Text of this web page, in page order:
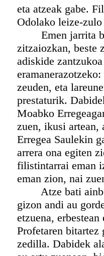
eta atzeak gabe.
Odolako leize-
Emen jarrita
zitzaiozkan, beste
adiskide
zeuden, eta
prestaturik.
Moabko
zuen, ikusi artean,
Erregea Saulekin
arrera ona egiten
filistintarrai eman
eman zion, nai
Atze bati
gizon andi au
etzuena,
Profetaren
zedilla. Dabidek